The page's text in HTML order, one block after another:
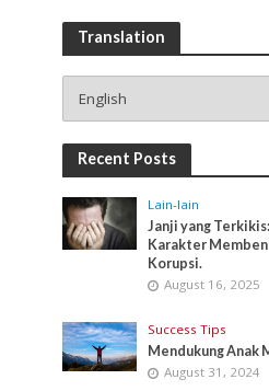
Translation
Recent Posts
Lain-lain
Janji yang
Karakter
Korupsi.
August 16, 2025
Success Tips
Mendukung Anak
August 31, 2024